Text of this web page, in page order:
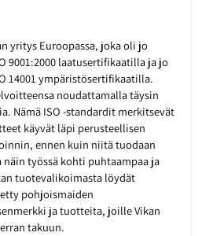
yritys Euroopassa, joka oli jo
9001:2000 laatusertifikaatilla ja jo
14001 ympäristösertifikaatilla.
noudattamalla täysin
Nämä ISO -standardit merkitsevät
käyvät läpi perusteellisen
ennen kuin niitä tuodaan
työssä kohti puhtaampaa ja
tuotevalikoimasta löydät
pohjoismaiden
ja tuotteita, joille Vikan
takuun.